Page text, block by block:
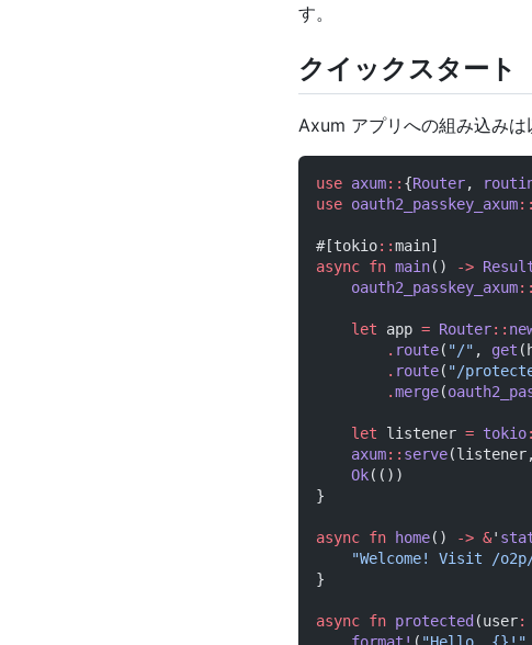
す。
クイックスタート
Axum アプリへの組み込みは
use axum:: {Router,
use oauth2_passkey_axum::
#[tokio::main]
async fn main() ->
    oauth2_passkey_axum
::
    let
app = Router::
        .
route( "/" , get
        .
route( "/
        .
merge(
    let
listener = tokio
    axum
:: serve
    Ok
(())
}
async fn home() -> &'
"Welcome! Visit /
}
async fn protected (user:
    format!
( "Hello, {}!"